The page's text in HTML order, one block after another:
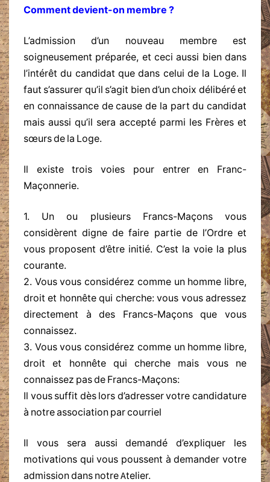
Comment devient-on membre ?
L’admission d’un nouveau membre est
soigneusement préparée, et ceci aussi bien dans
l’intérêt du candidat que dans celui de la Loge. Il
faut s’assurer qu’il s’agit bien d’un choix délibéré et
en connaissance de cause de la part du candidat
mais aussi qu’il sera accepté parmi les Frères et
sœurs de la Loge.
Il existe trois voies pour entrer en Franc-
Maçonnerie.
1. Un ou plusieurs Francs-Maçons vous
considèrent digne de faire partie de l’Ordre et
vous proposent d’être initié. C’est la voie la plus
courante.
2. Vous vous considérez comme un homme libre,
droit et honnête qui cherche: vous vous adressez
directement à des Francs-Maçons que vous
connaissez.
3. Vous vous considérez comme un homme libre,
droit et honnête qui cherche mais vous ne
connaissez pas de Francs-Maçons:
Il vous suffit dès lors d’adresser votre candidature
à notre association par courriel
Il vous sera aussi demandé d’expliquer les
motivations qui vous poussent à demander votre
admission dans notre Atelier.